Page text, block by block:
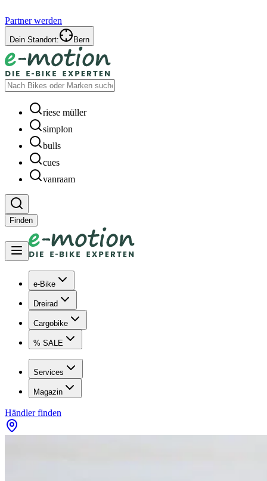
Partner werden
Dein Standort: Bern
riese müller
simplon
bulls
cues
vanraam
Finden
e-Bike
Dreirad
Cargobike
% SALE
Services
Magazin
Händler finden